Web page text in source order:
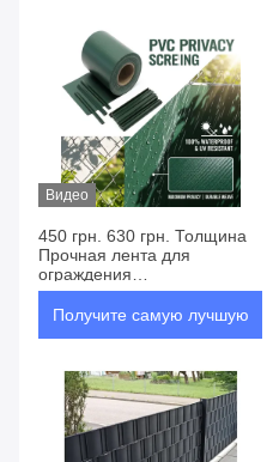
Видео
450 грн. 630 грн. Толщина
Прочная лента для
ограждения
поливинилхлоридом для
сельскохозяйственного
Получите самую лучшую